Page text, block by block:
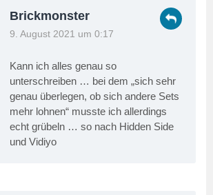
Brickmonster
9. August 2021 um 0:17
Kann ich alles genau so
unterschreiben … bei dem „sich sehr
genau überlegen, ob sich andere Sets
mehr lohnen“ musste ich allerdings
echt grübeln … so nach Hidden Side
und Vidiyo